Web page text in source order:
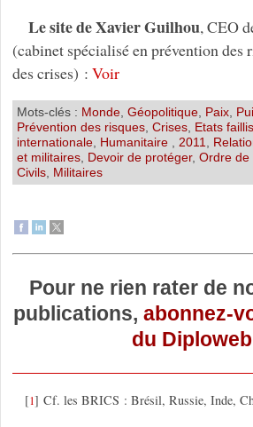
Le site de Xavier Guilhou, CEO
(cabinet spécialisé en prévention des
des crises) : Voir
Mots-clés : Monde, Géopolitique, Paix,
Prévention des risques, Crises, Etats faillis
internationale, Humanitaire 2011
et militaires, Devoir de protéger, Ordre de
Civils, Militaires
Pour ne rien rater de
publications, abonnez-
du
[1]Cf. les BRICS : Brésil, Russie, Inde,